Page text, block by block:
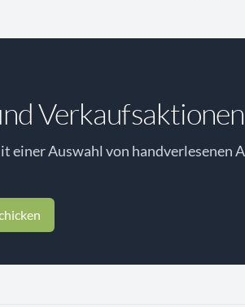
Verkaufsaktionen
einer Auswahl von handverlesenen